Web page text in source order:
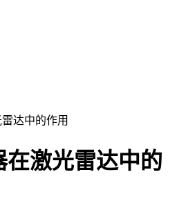
达中的作用
在激光雷达中的